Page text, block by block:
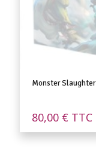
Monster Slaughter
80,00 € TTC